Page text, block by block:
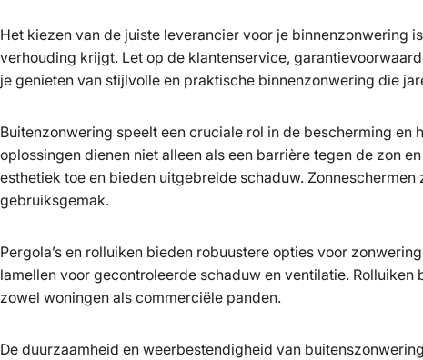
Het kiezen van de juiste leverancier voor je binnenzonwering
verhouding krijgt. Let op de klantenservice,
je genieten van stijlvolle en praktische binnenzonwering die
Buitenzonwering speelt een cruciale rol in de bescherming en
oplossingen dienen niet alleen als een barrière tegen de zon
esthetiek toe en bieden uitgebreide schaduw.
gebruiksgemak.
Pergola’s en rolluiken bieden robuustere opties voor
lamellen voor gecontroleerde schaduw en ventilatie.
zowel woningen als commerciële panden.
De duurzaamheid en weerbestendigheid van